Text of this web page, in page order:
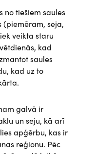
no tiešiem saules
(piemēram, seja,
veikta staru
kad
saules
kad uz to
galvā ir
un seju, kā arī
apģērbu, kas ir
reģionu. Pēc